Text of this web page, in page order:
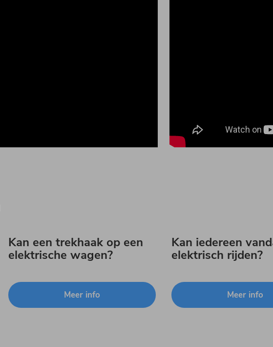
Kan een trekhaak op een
elektrische wagen?
Meer info
Kan iedereen
elektrisch rijden?
Meer info